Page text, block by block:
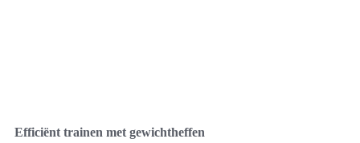
Efficiënt trainen met gewichtheffen